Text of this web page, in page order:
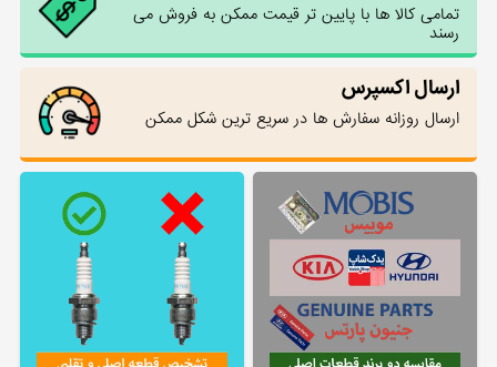
تمامی کالا ها با پایین تر قیمت ممکن به فروش می
رسند
ارسال اکسپرس
ارسال روزانه سفارش ها در سریع ترین شکل ممکن